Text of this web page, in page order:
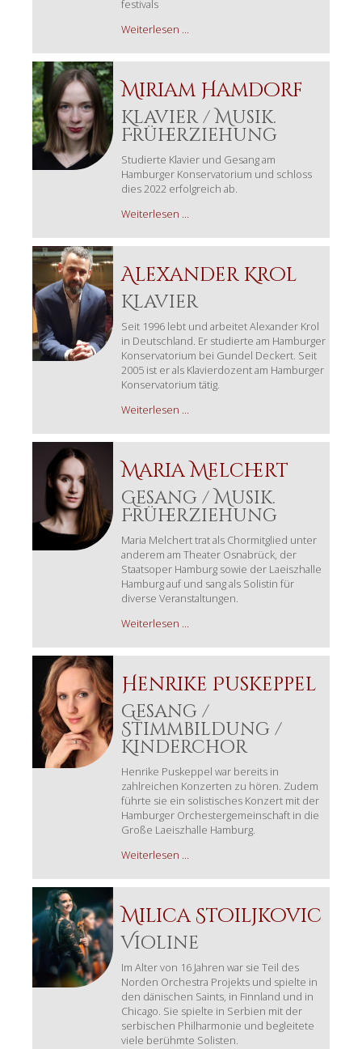
festivals
Weiterlesen …
Miriam Hamdorf
Klavier / Musik.
Früherziehung
Studierte Klavier und Gesang am
Hamburger Konservatorium und schloss
dies 2022 erfolgreich ab.
Weiterlesen …
Alexander Krol
Klavier
Seit 1996 lebt und arbeitet Alexander Krol
in Deutschland. Er studierte am Hamburger
Konservatorium bei Gundel Deckert. Seit
2005 ist er als Klavierdozent am Hamburger
Konservatorium tätig.
Weiterlesen …
Maria Melchert
Gesang / Musik.
Früherziehung
Maria Melchert trat als Chormitglied unter
anderem am Theater Osnabrück, der
Staatsoper Hamburg sowie der Laeiszhalle
Hamburg auf und sang als Solistin für
diverse Veranstaltungen.
Weiterlesen …
Henrike Puskeppel
Gesang /
Stimmbildung /
Kinderchor
Henrike Puskeppel war bereits in
zahlreichen Konzerten zu hören. Zudem
führte sie ein solistisches Konzert mit der
Hamburger Orchestergemeinschaft in die
Große Laeiszhalle Hamburg.
Weiterlesen …
Milica Stoiljkovic
Violine
Im Alter von 16 Jahren war sie Teil des
Norden Orchestra Projekts und spielte in
den dänischen Saints, in Finnland und in
Chicago. Sie spielte in Serbien mit der
serbischen Philharmonie und begleitete
viele berühmte Solisten.